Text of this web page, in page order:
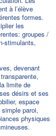
à l’élève
formes.
les
groupes /
stimulants,
devenant
limite de
désirs et ses
espace
paroi,
physiques